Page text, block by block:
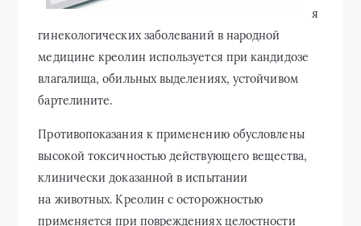
я
гинекологических заболеваний в народной
медицине креолин используется при кандидозе
влагалища, обильных выделениях, устойчивом
бартелините.
Противопоказания к применению обусловлены
высокой токсичностью действующего вещества,
клинически доказанной в испытании
на животных. Креолин с осторожностью
применяется при повреждениях целостности